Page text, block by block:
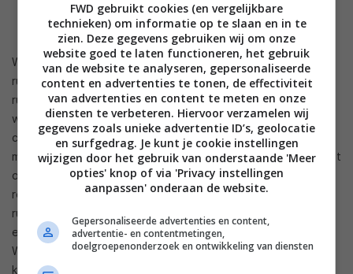
We vonden het resultaat prima, zowel voor motion als
ruisonderdrukking, zonder uitdrukkelijke fouten. De
ruisonderdrukking is niet te agressief maar werkt anderzijds
wel netjes de zwaarste ruis weg, ook als dat wat sterkere
compressieruis is (blokvorming). De upscaling is uitstekend,
met veel detail. Enkel als de ruisonderdrukking op dat moment
ook moet werken, vaak het geval bij dvd bijvoorbeeld, is het
resultaat wat zacht. Wat meer keuze in de sterkte van de
ruisonderdrukking zou dat kunnen voorkomen. Om hem wat
extra pit te geven kan je ‘scherpte’ dan tot vijf optrekken.
Waar wel nog ruimte voor verbetering is, is het omgaan met
kleurbanden in zachte kleurovergangen. Zeker bij donkere
FWD gebruikt cookies (en vergelijkbare
technieken) om informatie op te slaan en in te
zien. Deze gegevens gebruiken wij om onze
website goed te laten functioneren, het gebruik
van de website te analyseren, gepersonaliseerde
content en advertenties te tonen, de effectiviteit
van advertenties en content te meten en onze
diensten te verbeteren. Hiervoor verzamelen wij
gegevens zoals unieke advertentie ID’s, geolocatie
en surfgedrag. Je kunt je cookie instellingen
wijzigen door het gebruik van onderstaande 'Meer
opties' knop of via 'Privacy instellingen
aanpassen' onderaan de website.
Gepersonaliseerde advertenties en content,
advertentie- en contentmetingen,
doelgroepenonderzoek en ontwikkeling van diensten